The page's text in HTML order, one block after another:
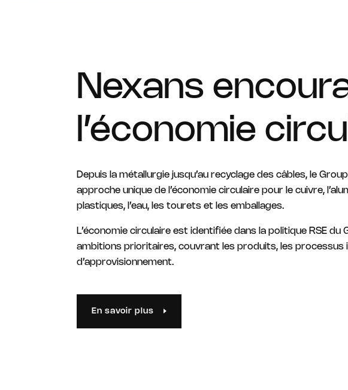
Nexans
l’économie
Depuis la métallurgie jusqu’au recyclage des câbles, le
approche unique de l’économie circulaire pour le cuivre,
plastiques, l’eau, les tourets et les emballages.
L’économie circulaire est identifiée dans la politique RSE du
ambitions prioritaires, couvrant les produits, les processus
d’approvisionnement.
En savoir plus